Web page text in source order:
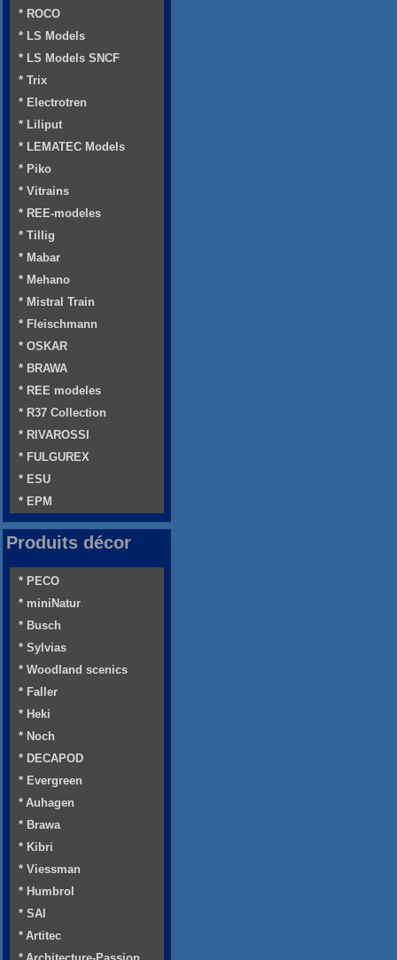
* ROCO
* LS Models
* LS Models SNCF
* Trix
* Electrotren
* Liliput
* LEMATEC Models
* Piko
* Vitrains
* REE-modeles
* Tillig
* Mabar
* Mehano
* Mistral Train
* Fleischmann
* OSKAR
* BRAWA
* REE modeles
* R37 Collection
* RIVAROSSI
* FULGUREX
* ESU
* EPM
Produits décor
* PECO
* miniNatur
* Busch
* Sylvias
* Woodland scenics
* Faller
* Heki
* Noch
* DECAPOD
* Evergreen
* Auhagen
* Brawa
* Kibri
* Viessman
* Humbrol
* SAI
* Artitec